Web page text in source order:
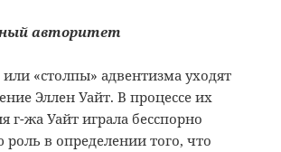
авторитет
«столпы» адвентизма уходят
Эллен Уайт. В процессе их
г-жа Уайт играла бесспорно
роль в определении того, что